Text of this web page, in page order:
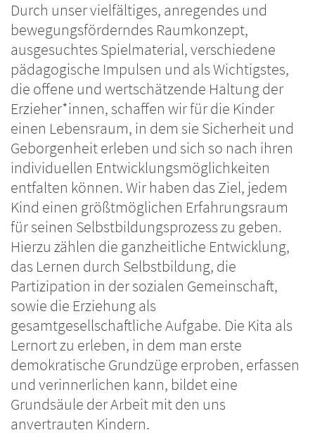
Durch unser vielfältiges, anregendes und
bewegungsförderndes Raumkonzept,
ausgesuchtes Spielmaterial, verschiedene
pädagogische Impulsen und als Wichtigstes,
die offene und wertschätzende Haltung der
Erzieher*innen, schaffen wir für die Kinder
einen Lebensraum, in dem sie Sicherheit und
Geborgenheit erleben und sich so nach ihren
individuellen Entwicklungsmöglichkeiten
entfalten können. Wir haben das Ziel, jedem
Kind einen größtmöglichen Erfahrungsraum
für seinen Selbstbildungsprozess zu geben.
Hierzu zählen die ganzheitliche Entwicklung,
das Lernen durch Selbstbildung, die
Partizipation in der sozialen Gemeinschaft,
sowie die Erziehung als
gesamtgesellschaftliche Aufgabe. Die Kita als
Lernort zu erleben, in dem man erste
demokratische Grundzüge erproben, erfassen
und verinnerlichen kann, bildet eine
Grundsäule der Arbeit mit den uns
anvertrauten Kindern.